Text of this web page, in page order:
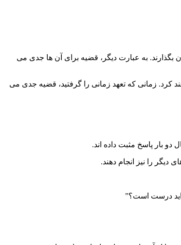
بگذارند. به عبارت دیگر، قضیه برای آن ها جدی می
کرد. زمانی که تعهد زمانی را گرفتید، قضیه جدی می
بار پاسخ مثبت داده اند.
را نیز انجام دهند.
اید درست است؟”